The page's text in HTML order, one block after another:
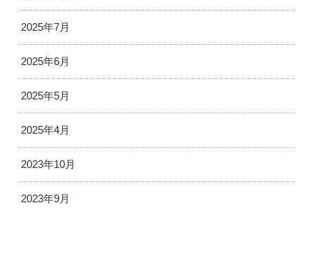
2025年7月
2025年6月
2025年5月
2025年4月
2023年10月
2023年9月